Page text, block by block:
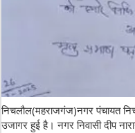
निचलौल(महराजगंज)नगर पंचायत
उजागर हुई है। नगर निवासी दीप